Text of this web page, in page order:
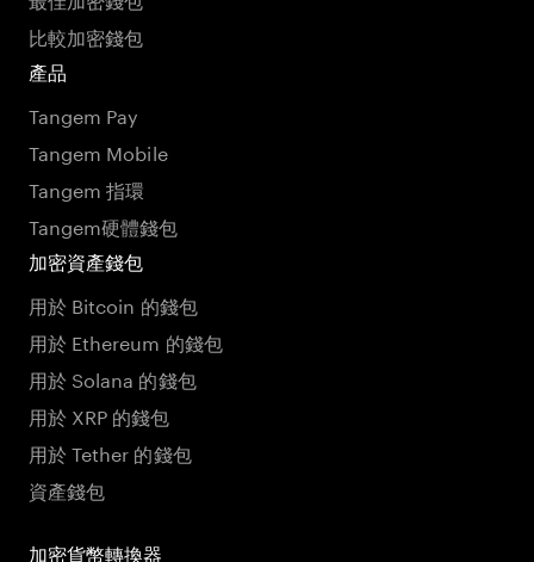
比較加密錢包
產品
Tangem Pay
Tangem Mobile
Tangem 指環
Tangem硬體錢包
加密資產錢包
用於 Bitcoin 的錢包
用於 Ethereum 的錢包
用於 Solana 的錢包
用於 XRP 的錢包
用於 Tether 的錢包
資產錢包
加密貨幣轉換器